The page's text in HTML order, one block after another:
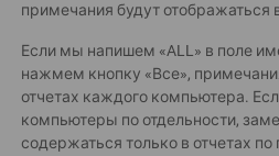
примечания будут отображаться
Если мы напишем «ALL» в поле
нажмем кнопку «Все»,
отчетах каждого компьютера.
компьютеры по отдельности,
содержаться только в отчетах